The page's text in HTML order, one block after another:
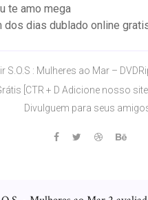
te amo mega
dias dublado online
S.O.S : Mulheres ao Mar –
[CTR + D Adicione nosso
Divulguem para seus